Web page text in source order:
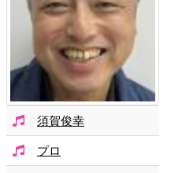
須賀俊幸
プロ